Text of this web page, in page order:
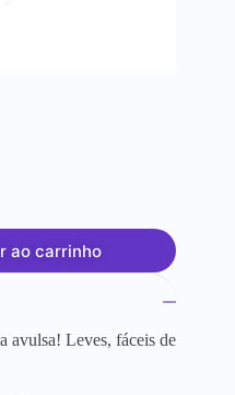
ao carrinho
avulsa! Leves, fáceis de